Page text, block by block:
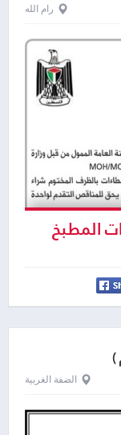
رام الله
المطبخ
)
الضفة الغربية